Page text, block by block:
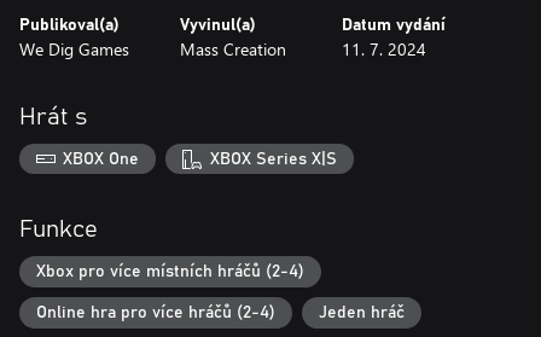
cosmetic items!
- Enjoy detailed graphics and cute animations, no matter what
Publikoval(a)
We Dig Games
Vyvinul(a)
Mass Creation
Datum vydání
11. 7. 2024
Hrát s
XBOX One XBOX Series X|S
Funkce
Xbox pro více místních hráčů (2-4)
Online hra pro více hráčů (2-4) Jeden hráč